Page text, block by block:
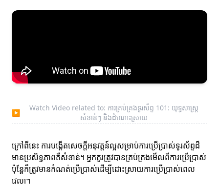
▶
Watch Video related to: ការគ្រប់គ្រងទូរស័ព្ទ 101: យុទ្ធសាស្ត្រ
សំខាន់ៗ និងដំណោះស្រាយ
ក្រៅពីនេះ ការបង្កើតសេចក្តីអនុវត្តន៍ល្អសម្រាប់ការប្រើប្រាស់ទូរស័ព្ទដ៏
មានប្រសិទ្ធភាពគឺសំខាន់។ អ្នកគួរត្រូវបានគ្រប់គ្រងមើលពីការប្រើប្រាស់
ប៉ុន្តែក៏ត្រូវមានកំណត់ប្រើប្រាស់ដើម្បីដោះស្រាយការប្រើប្រាស់ពេល
វេលា។